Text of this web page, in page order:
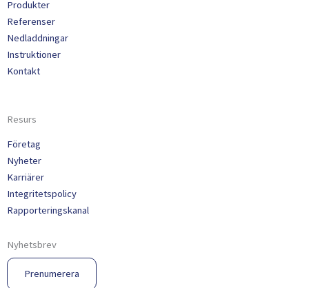
Produkter
Referenser
Nedladdningar
Instruktioner
Kontakt
Resurs
Företag
Nyheter
Karriärer
Integritetspolicy
Rapporteringskanal
Nyhetsbrev
Prenumerera